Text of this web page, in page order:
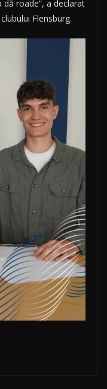
roade”, a declarat
Flensburg.